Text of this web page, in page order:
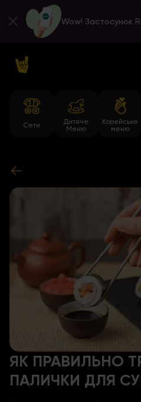
Wow! Застосунок
Сети
Дитяче
Меню
Корейське
меню
ЯК ПРАВИЛЬНО
ПАЛИЧКИ ДЛЯ